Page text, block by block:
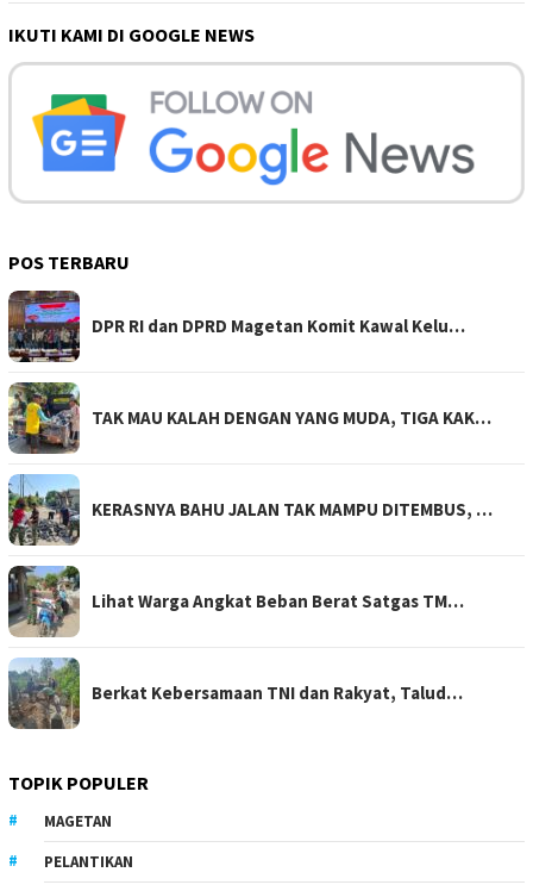
IKUTI KAMI DI GOOGLE NEWS
POS TERBARU
DPR RI dan DPRD Magetan Komit Kawal Kelu…
TAK MAU KALAH DENGAN YANG MUDA, TIGA KAK…
KERASNYA BAHU JALAN TAK MAMPU DITEMBUS, …
Lihat Warga Angkat Beban Berat Satgas TM…
Berkat Kebersamaan TNI dan Rakyat, Talud…
TOPIK POPULER
MAGETAN
PELANTIKAN